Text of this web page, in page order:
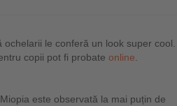
le conferă un look super cool.
copii pot fi probate online
este observată la mai puțin de